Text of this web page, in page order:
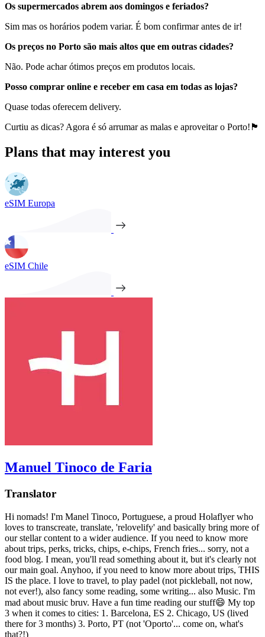
Os supermercados abrem aos domingos e feriados?
Sim mas os horários podem variar. É bom confirmar antes de ir!
Os preços no Porto são mais altos que em outras cidades?
Não. Pode achar ótimos preços em produtos locais.
Posso comprar online e receber em casa em todas as lojas?
Quase todas oferecem delivery.
Curtiu as dicas? Agora é só arrumar as malas e aproveitar o Porto!🏴󠁰󠁴󠀱󠀳󠁿
Plans that may interest you
eSIM Europa
eSIM Chile
Manuel Tinoco de Faria
Translator
Hi nomads! I'm Manel Tinoco, Portuguese, a proud Holaflyer who
loves to transcreate, translate, 'relovelify' and basically bring more of
our stellar content to a wider audience. If you need to know more
about trips, perks, tricks, chips, e-chips, French fries... sorry, not a
food blog. I mean, you'll read something about it, but it's clearly not
our main goal. Anyhoo, if you need to know more about trips, THIS
IS the place. I love to travel, to play padel (not pickleball, not now,
not ever!), also fancy some reading, some writing... also Music. I'm
mad about music bruv. Have a fun time reading our stuff😄 My top
3 when it comes to cities: 1. Barcelona, ES 2. Chicago, US (lived
there for 3 months) 3. Porto, PT (not 'Oporto'... come on, what's
that?!)